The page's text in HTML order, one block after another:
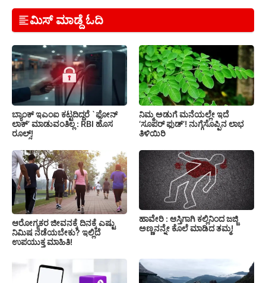
ಮಿಸ್ ಮಾಡ್ದೆ ಓದಿ
ಬ್ಯಾಂಕ್ ಇಎಂಐ ಕಟ್ಟದಿದ್ದರೆ `ಫೋನ್
ಲಾಕ್’ ಮಾಡುವಂತಿಲ್ಲ : RBI ಹೊಸ
ರೂಲ್ಸ್!
ನಿಮ್ಮ ಅಡುಗೆ ಮನೆಯಲ್ಲೇ ಇದೆ
‘ಸೂಪರ್ ಫುಡ್’! ನುಗ್ಗೆಸೊಪ್ಪಿನ ಲಾಭ
ತಿಳಿಯಿರಿ
ಆರೋಗ್ಯಕರ ಜೀವನಕ್ಕೆ ದಿನಕ್ಕೆ ಎಷ್ಟು
ನಿಮಿಷ ನಡೆಯಬೇಕು? ಇಲ್ಲಿದೆ
ಉಪಯುಕ್ತ ಮಾಹಿತಿ!
ಹಾವೇರಿ : ಆಸ್ತಿಗಾಗಿ ಕಲ್ಲಿನಿಂದ ಜಜ್ಜಿ
ಅಣ್ಣನನ್ನೇ ಕೊಲೆ ಮಾಡಿದ ತಮ್ಮ!